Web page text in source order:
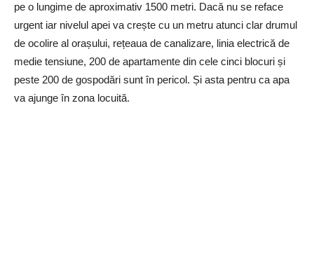
pe o lungime de aproximativ 1500 metri. Dacă nu se reface
urgent iar nivelul apei va crește cu un metru atunci clar drumul
de ocolire al orașului, rețeaua de canalizare, linia electrică de
medie tensiune, 200 de apartamente din cele cinci blocuri și
peste 200 de gospodări sunt în pericol. Și asta pentru ca apa
va ajunge în zona locuită.